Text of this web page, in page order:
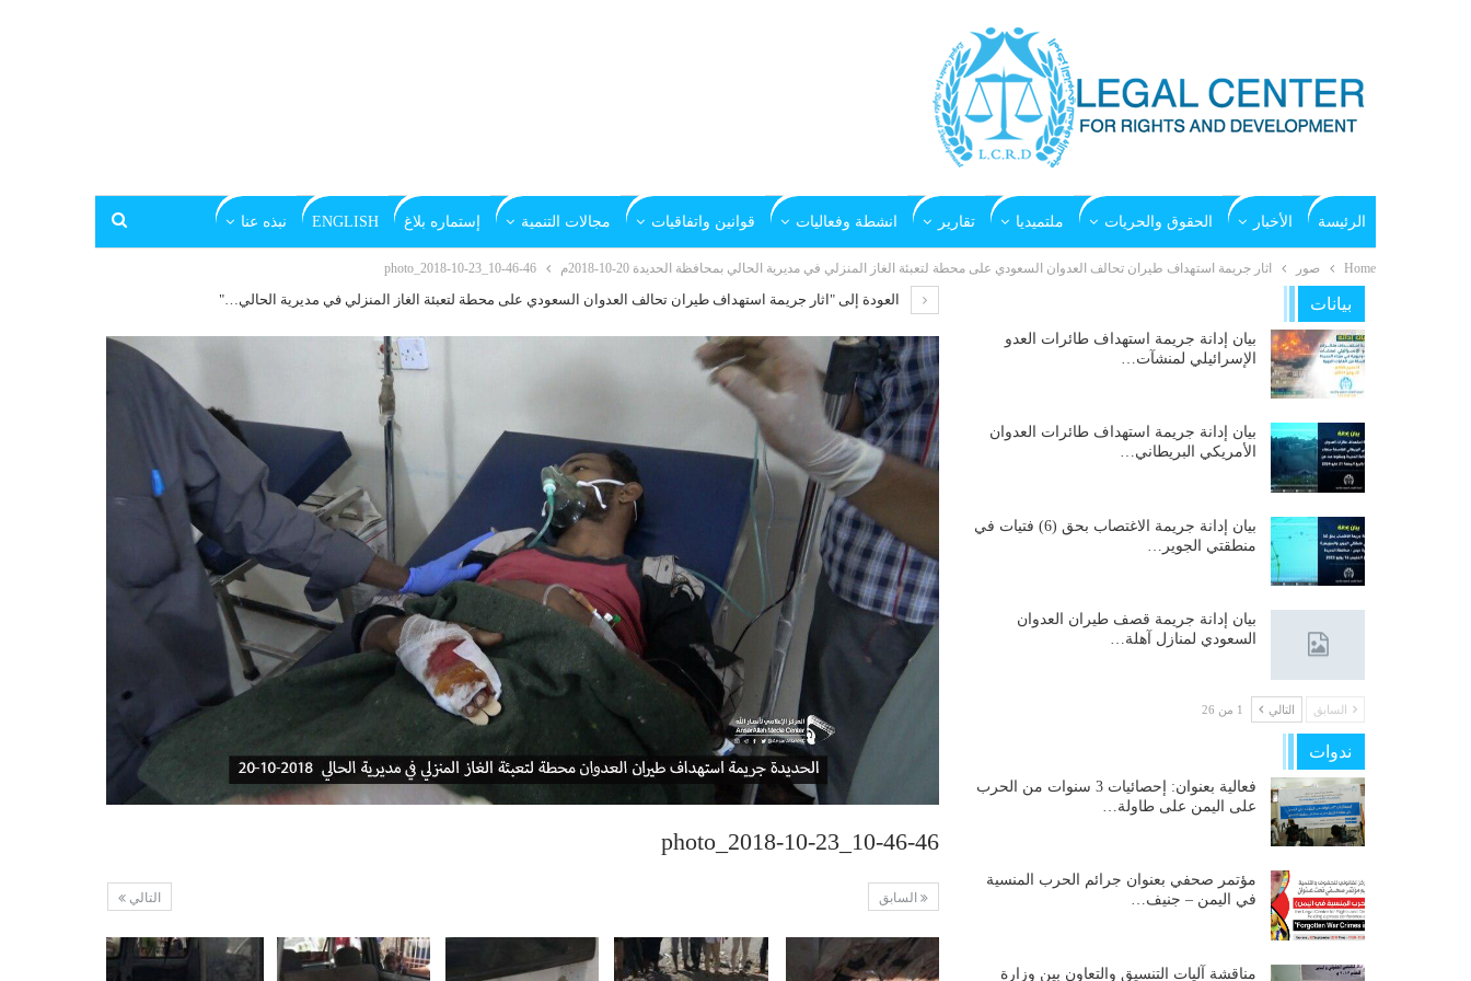
الرئيسة الأخبار الحقوق والحريات ملتميديا تقارير انشطة وفعاليات قوانين واتفاقيات مجالات التنمية إستماره بلاغ ENGLISH نبذه عنا
Home صور اثار جريمة استهداف طيران تحالف العدوان السعودي على محطة لتعبئة الغاز المنزلي في مديرية الحالي بمحافظة الحديدة 20-10-2018م photo_2018-10-23_10-46-46
العودة إلى "اثار جريمة استهداف طيران تحالف العدوان السعودي على محطة لتعبئة الغاز المنزلي في مديرية الحالي…"
photo_2018-10-23_10-46-46
التالي السابق
بيانات
بيان إدانة جريمة استهداف طائرات العدو
الإسرائيلي لمنشآت…
بيان إدانة جريمة استهداف طائرات العدوان
الأمريكي البريطاني…
بيان إدانة جريمة الاغتصاب بحق (6) فتيات في
منطقتي الجوير…
بيان إدانة جريمة قصف طيران العدوان
السعودي لمنازل آهلة…
السابق التالي 1 من 26
ندوات
فعالية بعنوان: إحصائيات 3 سنوات من الحرب
على اليمن على طاولة…
مؤتمر صحفي بعنوان جرائم الحرب المنسية
في اليمن – جنيف…
مناقشة آليات التنسيق والتعاون بين وزارة